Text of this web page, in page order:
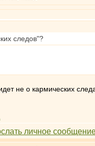
следов"?
не о кармических